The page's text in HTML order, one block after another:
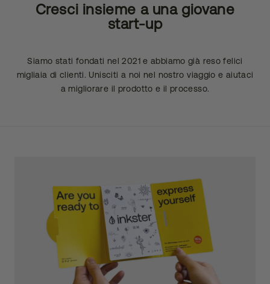
Cresci insieme a una giovane
start-up
Siamo stati fondati nel 2021 e abbiamo già reso felici
migliaia di clienti. Unisciti a noi nel nostro viaggio e aiutaci
a migliorare il prodotto e il processo.